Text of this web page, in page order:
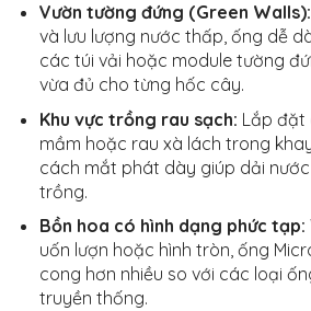
Vườn tường đứng (Green Walls):
và lưu lượng nước thấp, ống dễ
các túi vải hoặc module tường
vừa đủ cho từng hốc cây.
Khu vực trồng rau sạch: Lắp đặt
mầm hoặc rau xà lách trong
cách mắt phát dày giúp dải
trồng.
Bồn hoa có hình dạng phức tạp:
uốn lượn hoặc hình tròn, ống
cong hơn nhiều so với các loại
truyền thống.